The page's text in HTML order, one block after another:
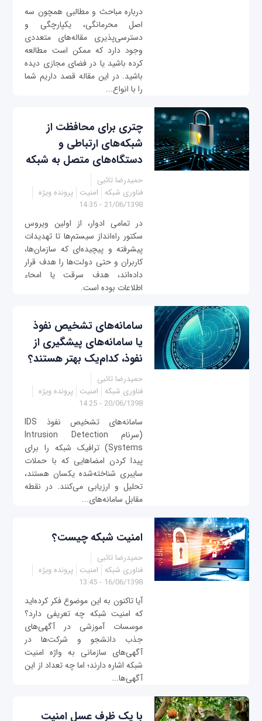
درباره مباحث و مطالبی همچون سه
اصل محرمانگی، یکپارچگی و
دسترسی‌پذیری مقاله‌های متعددی
وجود دارد که ممکن است مطالعه
کرده باشید یا در فضای مجازی دیده
باشید. در این مقاله قصد داریم شما
را با انواع...
چتری برای محافظت از
شبکه‌های ارتباطی و
دستگاه‌های متصل به شبکه
حمیدرضا تائبی
فناوری شبکه
امنیت پرونده ویژه
21/06/1398 - 14:35
در تمامی ادوار، از اولین ویروس
سکتور راه‌انداز سیستم‌ها تا تهدیدات
پیشرفته و پیچیده‌‌ای که سازمان‌ها،
کاربران و حتی دولت‌ها را هدف قرار
داده‌اند، هدف سرقت یا امحاء
اطلاعات بوده است.
سامانه‌های تشخیص نفوذ
یا سامانه‌های پیشگیری از
نفوذ، کدام‌یک بهتر هستند؟
حمیدرضا تائبی
فناوری شبکه
امنیت پرونده ویژه
20/06/1398 - 14:25
سامانه‌های تشخیص نفوذ IDS
(سرنام Intrusion Detection
Systems) ترافیک شبکه را برای
پیدا کردن امضاهایی که با حملات
سایبری شناخته‌شده یکسان هستند،
تحلیل و ارزیابی می‌کنند. در نقطه
مقابل سامانه‌های...
امنیت شبکه چیست؟
حمیدرضا تائبی
فناوری شبکه
امنیت پرونده ویژه
16/06/1398 - 13:45
آیا تاکنون به این موضوع فکر کرده‌اید
که امنیت شبکه چه تعریفی دارد؟
موسسات آموزشی در آگهی‌های
جذب دانشجو و شرکت‌ها در
آگهی‌های سازمانی به واژه امنیت
شبکه اشاره دارند؛ اما چه تعداد از این
آگهی‌ها...
با یک ظرف عسل امنیت